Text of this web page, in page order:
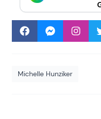
Michelle Hunziker